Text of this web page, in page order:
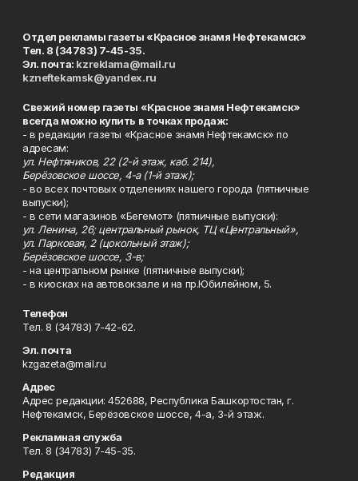
Отдел рекламы газеты «Красное знамя Нефтекамск»
Тел. 8 (34783) 7-45-35.
Эл. почта: kzreklama@mail.ru
kzneftekamsk@yandex.ru
Свежий номер газеты «Красное знамя Нефтекамск»
всегда можно купить в точках продаж:
- в редакции газеты «Красное знамя Нефтекамск» по
адресам:
ул. Нефтяников, 22 (2-й этаж, каб. 214),
Берёзовское шоссе, 4-а (1-й этаж);
- во всех почтовых отделениях нашего города (пятничные
выпуски);
- в сети магазинов «Бегемот» (пятничные выпуски):
ул. Ленина, 26; центральный рынок, ТЦ «Центральный»,
ул. Парковая, 2 (цокольный этаж);
Берёзовское шоссе, 3-в;
- на центральном рынке (пятничные выпуски);
- в киосках на автовокзале и на пр.Юбилейном, 5.
Телефон
Тел. 8 (34783) 7-42-62.
Эл. почта
kzgazeta@mail.ru
Адрес
Адрес редакции: 452688, Республика Башкортостан, г.
Нефтекамск, Берёзовское шоссе, 4-а, 3-й этаж.
Рекламная служба
Тел. 8 (34783) 7-45-35.
Редакция